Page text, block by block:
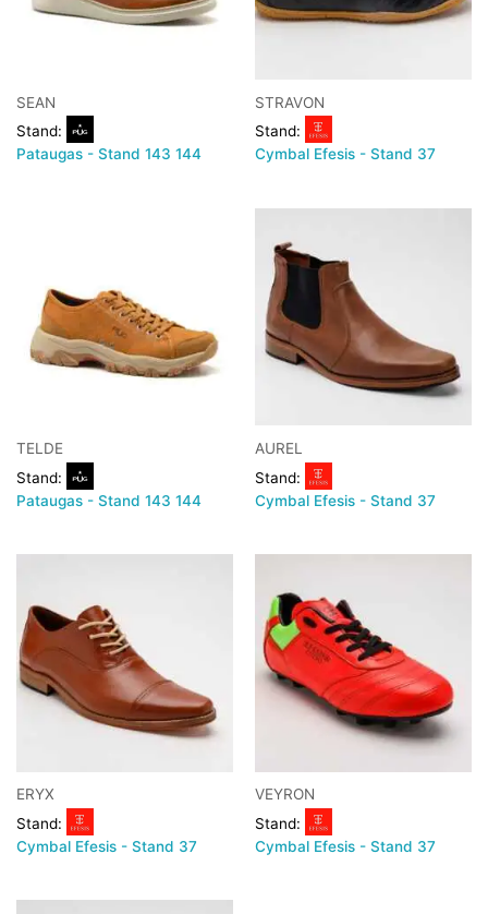
SEAN
Stand:
Pataugas - Stand 143 144
STRAVON
Stand:
Cymbal Efesis - Stand 37
TELDE
Stand:
Pataugas - Stand 143 144
AUREL
Stand:
Cymbal Efesis - Stand 37
ERYX
Stand:
Cymbal Efesis - Stand 37
VEYRON
Stand:
Cymbal Efesis - Stand 37